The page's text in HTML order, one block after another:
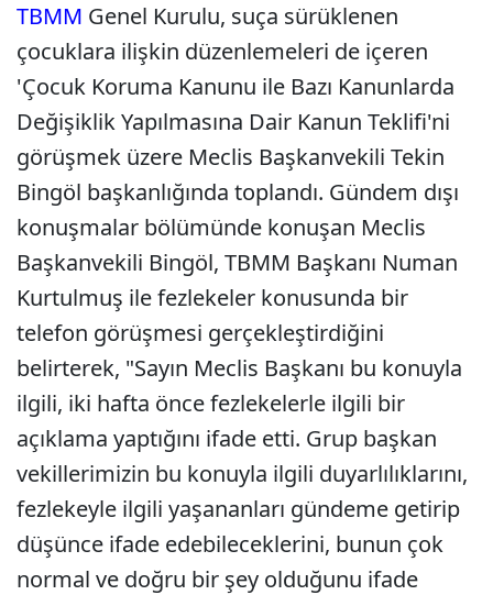
TBMM Genel Kurulu, suça sürüklenen
çocuklara ilişkin düzenlemeleri de içeren
'Çocuk Koruma Kanunu ile Bazı Kanunlarda
Değişiklik Yapılmasına Dair Kanun Teklifi'ni
görüşmek üzere Meclis Başkanvekili Tekin
Bingöl başkanlığında toplandı. Gündem dışı
konuşmalar bölümünde konuşan Meclis
Başkanvekili Bingöl, TBMM Başkanı Numan
Kurtulmuş ile fezlekeler konusunda bir
telefon görüşmesi gerçekleştirdiğini
belirterek, "Sayın Meclis Başkanı bu konuyla
ilgili, iki hafta önce fezlekelerle ilgili bir
açıklama yaptığını ifade etti. Grup başkan
vekillerimizin bu konuyla ilgili duyarlılıklarını,
fezlekeyle ilgili yaşananları gündeme getirip
düşünce ifade edebileceklerini, bunun çok
normal ve doğru bir şey olduğunu ifade